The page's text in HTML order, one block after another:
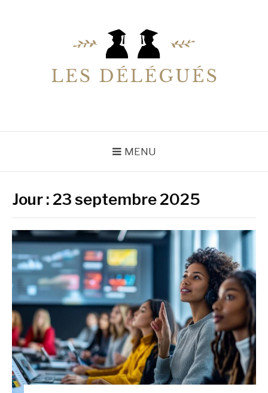
MENU
Jour : 23 septembre 2025